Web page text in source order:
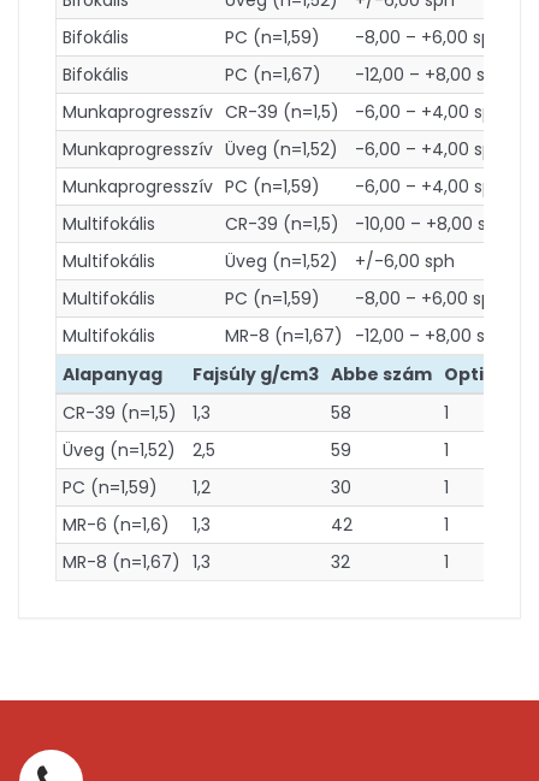
Bifokális
PC (n=1,59)
-8,00 – +6,00 sph
Bifokális
PC (n=1,67)
-12,00 – +8,00 sph
Munkaprogresszív CR-39 (n=1,5)
-6,00 – +4,00 sph
Munkaprogresszív Üveg (n=1,52)
-6,00 – +4,00 sph
Munkaprogresszív PC (n=1,59)
-6,00 – +4,00 sph
Multifokális
CR-39 (n=1,5)
-10,00 – +8,00 sph
Multifokális
Üveg (n=1,52)
+/-6,00 sph
Multifokális
PC (n=1,59)
-8,00 – +6,00 sph
Multifokális
MR-8 (n=1,67)
-12,00 – +8,00 sph
Alapanyag
Fajsúly g/cm3 Abbe szám Optikai
CR-39 (n=1,5)
1,3 58
1
Üveg (n=1,52)
2,5 59
1
PC (n=1,59)
1,2 30
1
MR-6 (n=1,6)
1,3 42
1
MR-8 (n=1,67) 1,3 32 1